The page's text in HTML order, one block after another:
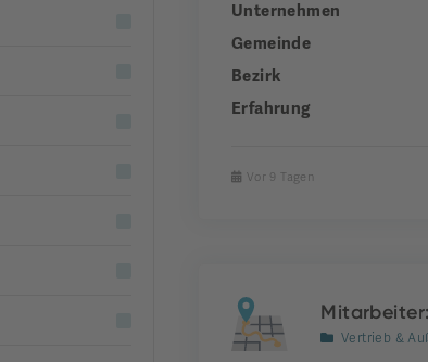
Unternehmen
Gemeinde
Bezirk
Erfahrung
Vor 9 Tagen
Vertrieb &